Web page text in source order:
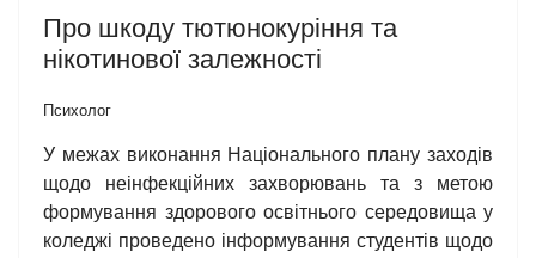
Про шкоду тютюнокуріння та
нікотинової залежності
Психолог
У межах виконання Національного плану заходів
щодо неінфекційних захворювань та з метою
формування здорового освітнього середовища у
коледжі проведено інформування студентів щодо